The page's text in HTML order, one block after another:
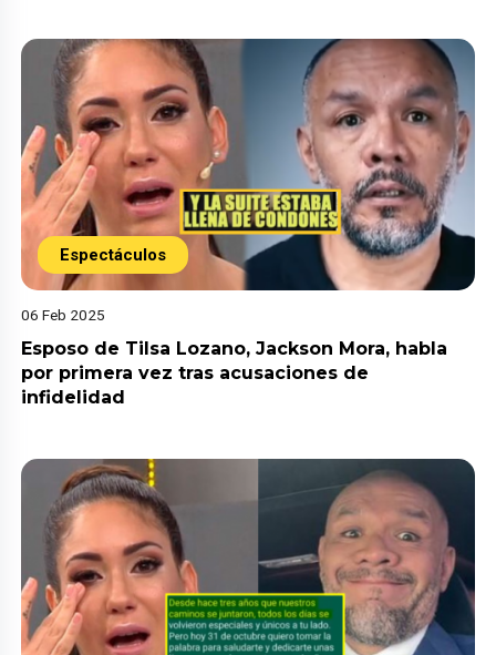
Espectáculos
06 Feb 2025
Esposo de Tilsa Lozano, Jackson Mora, habla
por primera vez tras acusaciones de
infidelidad